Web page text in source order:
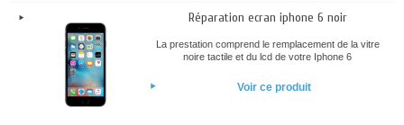
Réparation ecran iphone 6 noir
La prestation comprend le remplacement de la vitre
noire tactile et du lcd de votre Iphone 6
Voir ce produit